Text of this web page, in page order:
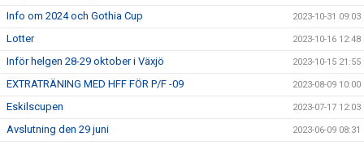
Info om 2024 och Gothia Cup 2023-10-31 09:03
Lotter 2023-10-16 12:48
Inför helgen 28-29 oktober i Växjö 2023-10-15 21:55
EXTRATRÄNING MED HFF FÖR P/F -09 2023-08-09 10:00
Eskilscupen 2023-07-17 12:03
Avslutning den 29 juni 2023-06-09 08:31